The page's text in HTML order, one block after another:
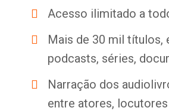
Acesso ilimitado a
Mais de 30 mil títulos,
podcasts, séries,
Narração dos
entre atores,